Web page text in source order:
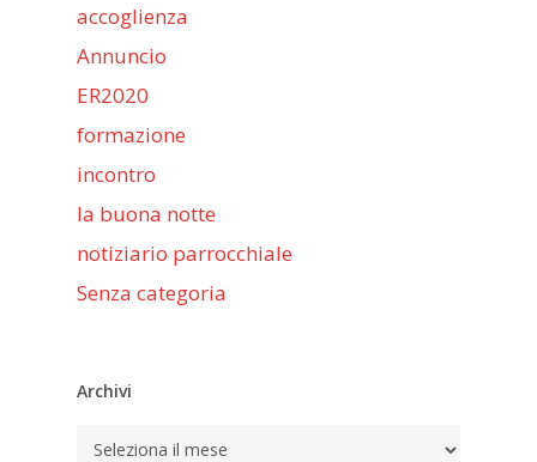
accoglienza
Annuncio
ER2020
formazione
incontro
la buona notte
notiziario parrocchiale
Senza categoria
Archivi
Archivi